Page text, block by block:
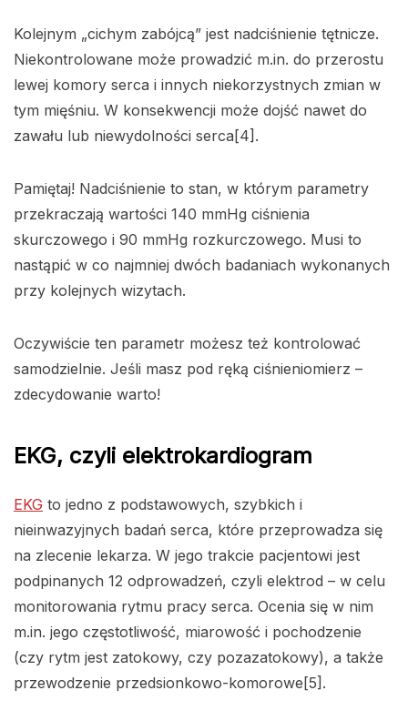
Kolejnym „cichym zabójcą” jest nadciśnienie tętnicze.
Niekontrolowane może prowadzić m.in. do przerostu
lewej komory serca i innych niekorzystnych zmian w
tym mięśniu. W konsekwencji może dojść nawet do
zawału lub niewydolności serca[4].
Pamiętaj! Nadciśnienie to stan, w którym parametry
przekraczają wartości 140 mmHg ciśnienia
skurczowego i 90 mmHg rozkurczowego. Musi to
nastąpić w co najmniej dwóch badaniach wykonanych
przy kolejnych wizytach.
Oczywiście ten parametr możesz też kontrolować
samodzielnie. Jeśli masz pod ręką ciśnieniomierz –
zdecydowanie warto!
EKG, czyli elektrokardiogram
EKG to jedno z podstawowych, szybkich i
nieinwazyjnych badań serca, które przeprowadza się
na zlecenie lekarza. W jego trakcie pacjentowi jest
podpinanych 12 odprowadzeń, czyli elektrod – w celu
monitorowania rytmu pracy serca. Ocenia się w nim
m.in. jego częstotliwość, miarowość i pochodzenie
(czy rytm jest zatokowy, czy pozazatokowy), a także
przewodzenie przedsionkowo-komorowe[5].